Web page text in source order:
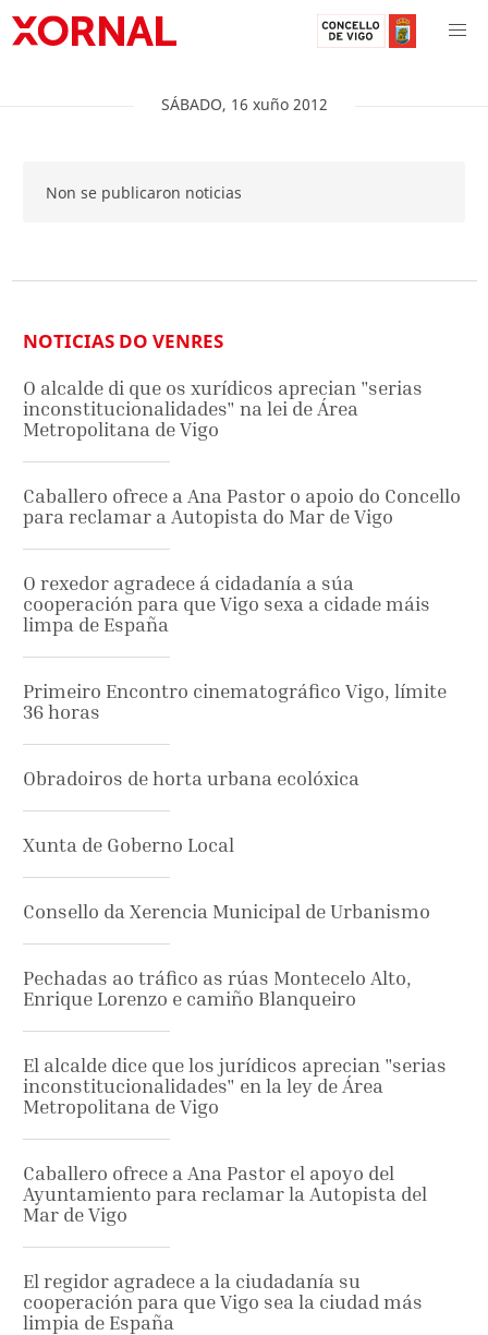
SÁBADO, 16 xuño 2012
Non se publicaron noticias
NOTICIAS DO VENRES
O alcalde di que os xurídicos aprecian "serias
inconstitucionalidades" na lei de Área
Metropolitana de Vigo
Caballero ofrece a Ana Pastor o apoio do Concello
para reclamar a Autopista do Mar de Vigo
O rexedor agradece á cidadanía a súa
cooperación para que Vigo sexa a cidade máis
limpa de España
Primeiro Encontro cinematográfico Vigo, límite
36 horas
Obradoiros de horta urbana ecolóxica
Xunta de Goberno Local
Consello da Xerencia Municipal de Urbanismo
Pechadas ao tráfico as rúas Montecelo Alto,
Enrique Lorenzo e camiño Blanqueiro
El alcalde dice que los jurídicos aprecian "serias
inconstitucionalidades" en la ley de Área
Metropolitana de Vigo
Caballero ofrece a Ana Pastor el apoyo del
Ayuntamiento para reclamar la Autopista del
Mar de Vigo
El regidor agradece a la ciudadanía su
cooperación para que Vigo sea la ciudad más
limpia de España